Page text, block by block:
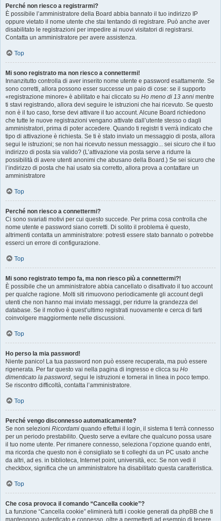
Perché non riesco a registrarmi?
È possibile l’amministratore della Board abbia bannato il tuo indirizzo IP
oppure vietato il nome utente che stai tentando di registrare. Può anche aver
disabilitato le registrazioni per impedire ai nuovi visitatori di registrarsi.
Contatta un amministratore per avere assistenza.
Top
Mi sono registrato ma non riesco a connettermi!
Innanzitutto controlla di aver inserito nome utente e password esattamente. Se
sono corretti, allora possono esser successe un paio di cose: se il supporto
«registrazione minore» è abilitato e hai cliccato su Ho meno di 13 anni mentre
ti stavi registrando, allora devi seguire le istruzioni che hai ricevuto. Se questo
non è il tuo caso, forse devi attivare il tuo account. Alcune Board richiedono
che tutte le nuove registrazioni vengano attivate dall’utente stesso o dagli
amministratori, prima di poter accedere. Quando ti registri ti verrà indicato che
tipo di attivazione è richiesta. Se ti è stato inviato un messaggio di posta, allora
segui le istruzioni; se non hai ricevuto nessun messaggio... sei sicuro che il tuo
indirizzo di posta sia valido? (L’attivazione via posta serve a ridurre la
possibilità di avere utenti anonimi che abusano della Board.) Se sei sicuro che
l’indirizzo di posta che hai usato sia corretto, allora prova a contattare un
amministratore
Top
Perché non riesco a connettermi?
Ci sono svariati motivi per cui questo succede. Per prima cosa controlla che
nome utente e password siano corretti. Di solito il problema è questo,
altrimenti contatta un amministratore: potresti essere stato bannato o potrebbe
esserci un errore di configurazione.
Top
Mi sono registrato tempo fa, ma non riesco più a connettermi?!
È possibile che un amministratore abbia cancellato o disattivato il tuo account
per qualche ragione. Molti siti rimuovono periodicamente gli account degli
utenti che non hanno mai inviato messaggi, per ridurre la grandezza del
database. Se il motivo è quest’ultimo registrati nuovamente e cerca di farti
coinvolgere maggiormente nelle discussioni.
Top
Ho perso la mia password!
Niente panico! La tua password non può essere recuperata, ma può essere
rigenerata. Per far questo vai nella pagina di ingresso e clicca su Ho
dimenticato la password, segui le istruzioni e tornerai in linea in poco tempo.
Se riscontro difficoltà, contatta l’amministratore.
Top
Perché vengo disconnesso automaticamente?
Se non selezioni Ricordami quando effettui il login, il sistema ti terrà connesso
per un periodo prestabilito. Questo serve a evitare che qualcuno possa usare
il tuo nome utente. Per rimanere connesso, seleziona l’opzione quando entri,
ma ricorda che questo non è consigliato se ti colleghi da un PC usato anche
da altri, ad es. in biblioteca, Internet point, università, ecc. Se non vedi il
checkbox, significa che un amministratore ha disabilitato questa caratteristica.
Top
Che cosa provoca il comando “Cancella cookie”?
La funzione “Cancella cookie” eliminerà tutti i cookie generati da phpBB che ti
mantengono autenticato e connesso, oltre a permetterti ad esempio di tenere